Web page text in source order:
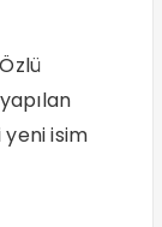
yeni isim